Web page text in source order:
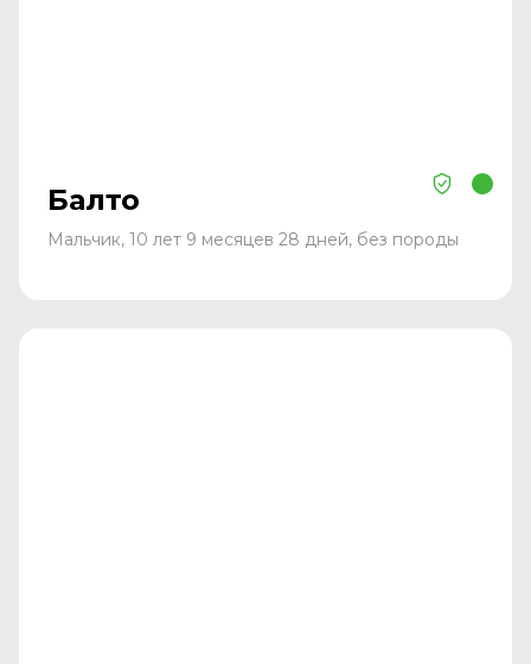
Балто
Мальчик, 10 лет 9 месяцев 28 дней, без породы